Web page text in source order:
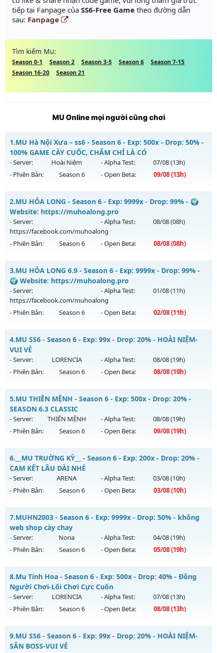
tiếp tại Fanpage của SS6-Free Game theo đường dẫn
sau: Fanpage
Tìm kiếm Mu:
Season 0-1 Season 2 Season 3-5 Season 6
Season 7-15
Season 16-20
Season 21
MU Online mọi người cũng chơi
1.MU Hà Nội Xưa – ss6 - Season 6 - Exp: 500x - Drop: 50% -
100% GAME CÀY CUỐC, CHĂM CHỈ LÀ CÓ
- Server: Hoài Niệm - Alpha Test: 07/08(13h)
- Phiên Bản:
Season 6 - Open Beta: 09/08(13h)
MU Hà Nội Xưa – ss6 - 100% GAME CÀY CUỐC, CHĂM CHỈ LÀ
CÓ
Mu mới ra tháng 08 2026 - Mở máy chủ
Hoài Niệmvào 13h
ngày 09/08/2626
Exp: 500x - Drop: 50%
Thể loại: Mu Nguyên bản Webzen
Antihack: BDCAM
2.MU HỎA LONG - Season 6 - Exp: 9999x - Drop: 99% - 🌍
Website: https://muhoalong.pro
- Server:
https://facebook.com/muhoalong
- Alpha Test: 08/08(08h)
- Phiên Bản: Season 6 - Open Beta: 08/08(08h)
MU HỎA LONG - 🌍 Website: https://muhoalong.pro
Mu mới ra tháng 08 2026 - Mở máy chủ
https://facebook.com/muhoalongvào 08h ngày
08/08/2626
Exp: 9999x - Drop: 99%
Thể loại: Mu Nguyên bản Webzen
Antihack: XShield
3.MU HỎA LONG 6.9 - Season 6 - Exp: 9999x - Drop: 99% -
🌍 Website: https://muhoalong.pro
- Server:
https://facebook.com/muhoalong
- Alpha Test: 01/08(11h)
- Phiên Bản: Season 6 - Open Beta: 02/08(11h)
MU HỎA LONG 6.9 - 🌍 Website: https://muhoalong.pro
Mu mới ra tháng 08 2026 - Mở máy chủ
https://facebook.com/muhoalongvào 11h ngày
02/08/2626
Kiểu reset: Non Reset
Thể loại: Mu Nguyên bản Webzen
Antihack: XShield
4.MU SS6 - Season 6 - Exp: 99x - Drop: 20% - HOÀI NIỆM-
VUI VẺ
- Server: LORENCIA - Alpha Test: 08/08(19h)
- Phiên Bản:
Season 6 - Open Beta: 08/08(19h)
MU SS6 - HOÀI NIỆM-VUI VẺ
Mu mới ra tháng 08 2026 - Mở máy chủ
ngày 08/08/2626
Exp: 99x - Drop: 20%
Thể loại: Mu Nguyên bản Webzen
Antihack: OK
5.MU THIÊN MỆNH - Season 6 - Exp: 500x - Drop: 20% -
SEASON 6.3 CLASSIC
- Server: THIÊN MỆNH - Alpha Test: 08/08(19h)
- Phiên Bản:
Season 6 - Open Beta: 09/08(19h)
MU THIÊN MỆNH - SEASON 6.3 CLASSIC
Mu mới ra tháng 08 2026 - Mở máy chủ
19h ngày 09/08/2626
Exp: 500x - Drop: 20%
Thể loại: Mu Nguyên bản Webzen
Antihack: Antihack chạy bằng cơm
6. __MU TRUỜNG KỲ__ - Season 6 - Exp: 200x - Drop: 20% -
CAM KẾT LÂU DÀI NHÉ
- Server: ARENA - Alpha Test: 03/08(10h)
- Phiên Bản:
Season 6 - Open Beta: 03/08(10h)
Mu mới ra tháng 08 2026 - Mở máy chủ
ngày 03/08/2626
Exp: 200x - Drop: 20%
Thể loại: Mu Nguyên bản Webzen
Antihack: GoldShield
7.MUHN2003 - Season 6 - Exp: 9999x - Drop: 50% - không
web shop cày chay
- Server: Noria - Alpha Test: 04/08(19h)
- Phiên Bản:
Season 6 - Open Beta: 05/08(19h)
MUHN2003 - không web shop cày chay
Mu mới ra tháng 08 2026 - Mở máy chủ
05/08/2626
Exp: 9999x - Drop: 50%
Thể loại: Mu Nguyên bản Webzen
8.Mu Tinh Hoa - Season 6 - Exp: 500x - Drop: 40% - Đông
Người Chơi-Lối Chơi Cực Cuốn
- Server: LORENCIA - Alpha Test: 07/08(13h)
- Phiên Bản:
Season 6 - Open Beta: 08/08(13h)
Mu Tinh Hoa - Đông Người Chơi-Lối Chơi Cực Cuốn
Mu mới ra tháng 08 2026 - Mở máy chủ
9.MU SS6 - Season 6 - Exp: 99x - Drop: 20% - HOÀI NIỆM-
SĂN BOSS-VUI VẺ